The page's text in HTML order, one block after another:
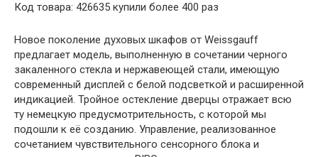
Код товара: 426635 купили более 400 раз
Новое поколение духовых шкафов от Weissgauff
предлагает модель, выполненную в сочетании черного
закаленного стекла и нержавеющей стали, имеющую
современный дисплей с белой подсветкой и расширенной
индикацией. Тройное остекление дверцы отражает всю
ту немецкую предусмотрительность, с которой мы
подошли к её созданию. Управление, реализованное
сочетанием чувствительного сенсорного блока и